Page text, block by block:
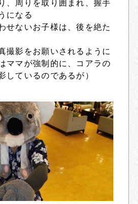
、周りを取り囲まれ、握手
になる
せないお子様は、後を絶た
撮影をお願いされるように
ママが強制的に、コアラの
しているのであるが）